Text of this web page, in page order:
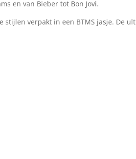
en van Bieber tot Bon Jovi.
stijlen verpakt in een BTMS jasje. De